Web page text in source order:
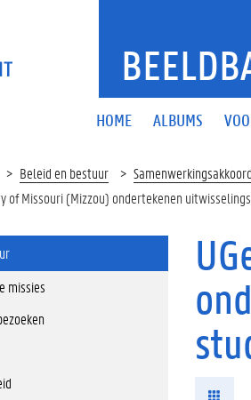
HOME ALBUMS
Beleid en bestuur
of Missouri (Mizzou) ondertekenen
missies